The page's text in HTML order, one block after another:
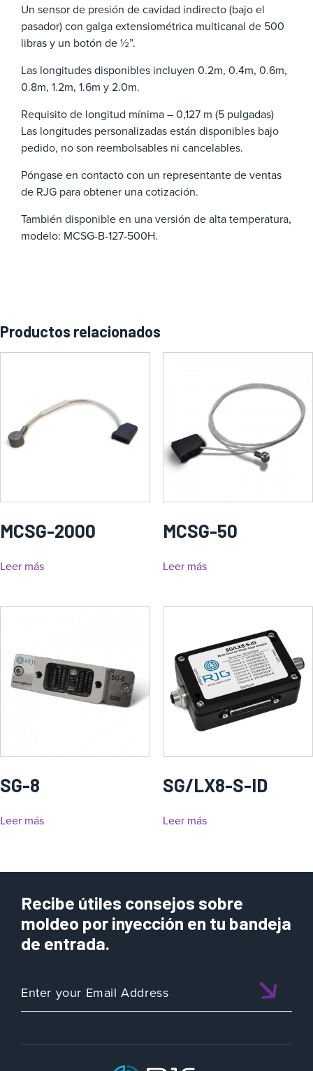
Un sensor de presión de cavidad indirecto (bajo el
pasador) con galga extensiométrica multicanal de 500
libras y un botón de ½”.
Las longitudes disponibles incluyen 0.2m, 0.4m, 0.6m,
0.8m, 1.2m, 1.6m y 2.0m.
Requisito de longitud mínima – 0,127 m (5 pulgadas)
Las longitudes personalizadas están disponibles bajo
pedido, no son reembolsables ni cancelables.
Póngase en contacto con un representante de ventas
de RJG para obtener una cotización.
También disponible en una versión de alta temperatura,
modelo: MCSG-B-127-500H.
Productos relacionados
MCSG-2000
Leer más
MCSG-50
Leer más
SG-8
Leer más
SG/LX8-S-ID
Leer más
Recibe útiles consejos sobre
moldeo por inyección en tu bandeja
de entrada.